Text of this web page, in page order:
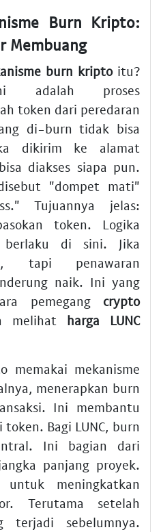
Burn Kripto:
Membuang
burn kriptoitu?
adalah proses
token dari peredaran
di-burn tidak bisa
dikirim ke alamat
diakses siapa pun.
"dompet mati"
Tujuannya jelas:
token. Logika
berlaku di sini. Jika
tapi penawaran
naik. Ini yang
pemegang crypto
melihat harga LUNC
memakai mekanisme
menerapkan burn
Ini membantu
Bagi LUNC, burn
Ini bagian dari
panjang proyek.
meningkatkan
Terutama setelah
terjadi sebelumnya.